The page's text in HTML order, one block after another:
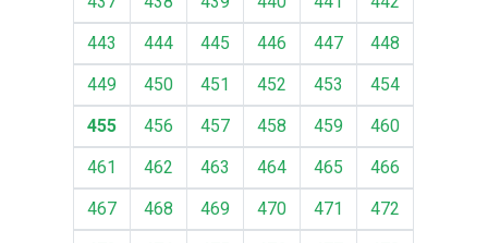
443
444 445 446 447
448
449
450 451 452 453
454
455
456 457 458 459
460
461
462 463 464 465
466
467
468 469 470 471
472